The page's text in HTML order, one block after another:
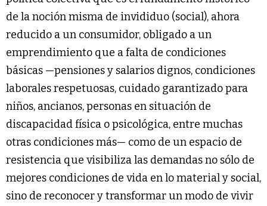
de la noción misma de invididuo (social), ahora
reducido a un consumidor, obligado a un
emprendimiento que a falta de condiciones
básicas —pensiones y salarios dignos, condiciones
laborales respetuosas, cuidado garantizado para
niños, ancianos, personas en situación de
discapacidad física o psicológica, entre muchas
otras condiciones más— como de un espacio de
resistencia que visibiliza las demandas no sólo de
mejores condiciones de vida en lo material y social,
sino de reconocer y transformar un modo de vivir